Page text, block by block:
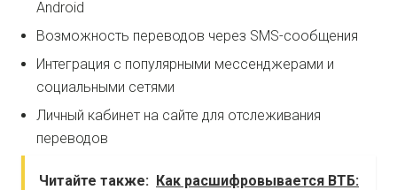
Android
Возможность переводов через SMS-сообщения
Интеграция с популярными мессенджерами и
социальными сетями
Личный кабинет на сайте для отслеживания
переводов
Читайте также: Как расшифровывается ВТБ: